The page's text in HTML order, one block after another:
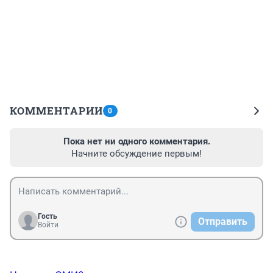
КОММЕНТАРИИ 0
Пока нет ни одного комментария.
Начните обсуждение первым!
Гость
Войти
Отправить